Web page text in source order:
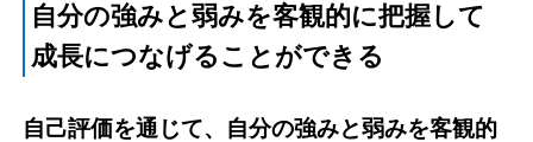
自分の強みと弱みを客観的に把握して
成長につなげることができる
自己評価を通じて、自分の強みと弱みを客観的